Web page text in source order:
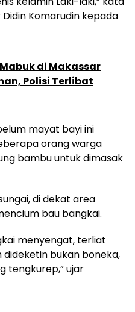
Komarudin kepada
di Makassar
Polisi Terlibat
mayat bayi ini
orang warga
bambu untuk dimasak
di dekat area
bau bangkai.
menyengat, terliat
bukan boneka,
tengkurep,” ujar